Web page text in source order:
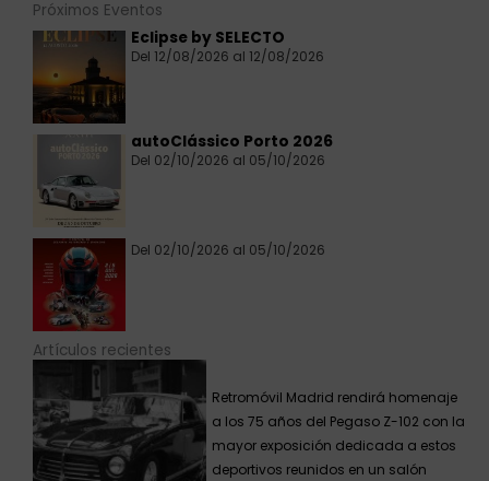
Próximos Eventos
Eclipse by SELECTO
Del 12/08/2026 al 12/08/2026
autoClássico Porto 2026
Del 02/10/2026 al 05/10/2026
Del 02/10/2026 al 05/10/2026
Artículos recientes
Retromóvil Madrid rendirá homenaje
a los 75 años del Pegaso Z-102 con la
mayor exposición dedicada a estos
deportivos reunidos en un salón